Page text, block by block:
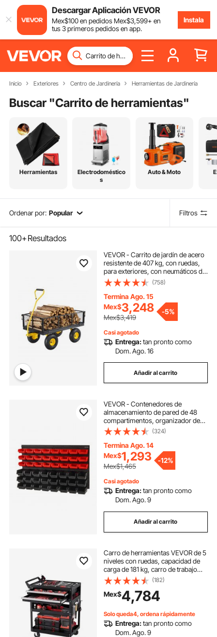
Descargar Aplicación VEVOR
Mex$100en pedidos Mex$3,599+ en
tus 3 primeros pedidos en app.
Instala
Inicio Exteriores Centro de Jardinería Herramientas de Jardinería
Buscar "Carrito de herramientas"
Herramientas
Electrodoméstico
s
Auto & Moto
Ordenar por: Popular Filtros
100+Resultados
VEVOR - Carrito de jardín de acero
resistente de 407 kg, con ruedas,
para exteriores, con neumáticos de
25 cm, laterales de malla extraíbles
(convertible en plataforma) y asa
giratoria de 180°.
(758)
Termina Ago. 15
Mex$3,248
Mex$3,419
-5%
Casi agotado
Entrega:tan pronto como
Dom. Ago. 16
Añadir al carrito
VEVOR - Contenedores de
almacenamiento de pared de 48
compartimentos, organizador de
piezas de plástico para garaje,
taller, herramientas con paneles de
pared, organizador de
herramientas para tuercas, pernos,
tornillos, clavos, cuentas, botones
y otras piezas pequeñas, color
negro y rojo.
(324)
Termina Ago. 14
Mex$1,293
Mex$1,465
-12%
Casi agotado
Entrega:tan pronto como
Dom. Ago. 9
Añadir al carrito
Carro de herramientas VEVOR de 5
niveles con ruedas, capacidad de
carga de 181 kg, carro de trabajo
rodante con 2 cajones y panel
perforado, organizador de
herramientas para mecánicos con
sistema de bloqueo para garaje,
almacén y taller de reparación,
color negro.
(182)
Mex$4,784
Solo queda4, ordena rápidamente
Entrega:tan pronto como
Dom. Ago. 9